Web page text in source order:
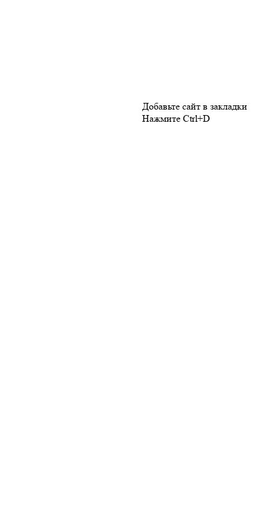
Добавьте сайт в закладки
Нажмите Ctrl+D